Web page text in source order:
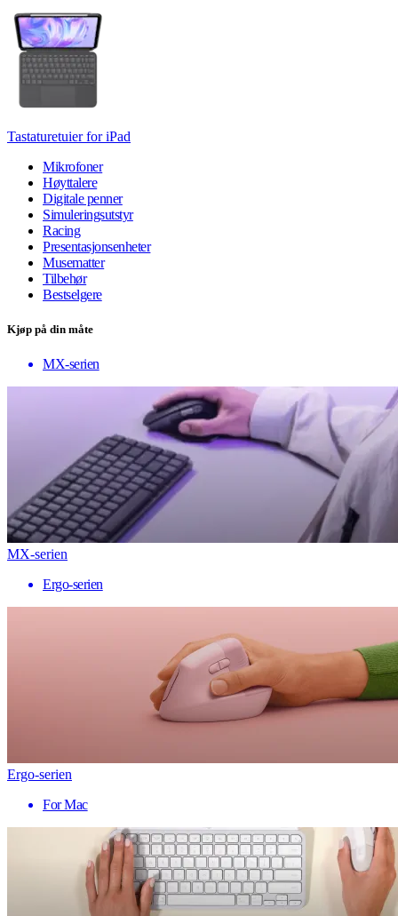
Tastaturetuier for iPad
Mikrofoner
Høyttalere
Digitale penner
Simuleringsutstyr
Racing
Presentasjonsenheter
Musematter
Tilbehør
Bestselgere
Kjøp på din måte
MX-serien
MX-serien
Ergo-serien
Ergo-serien
For Mac